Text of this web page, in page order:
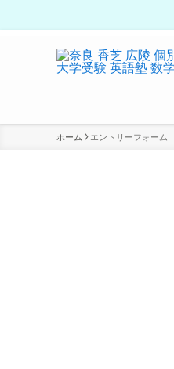
ホーム エントリーフォーム